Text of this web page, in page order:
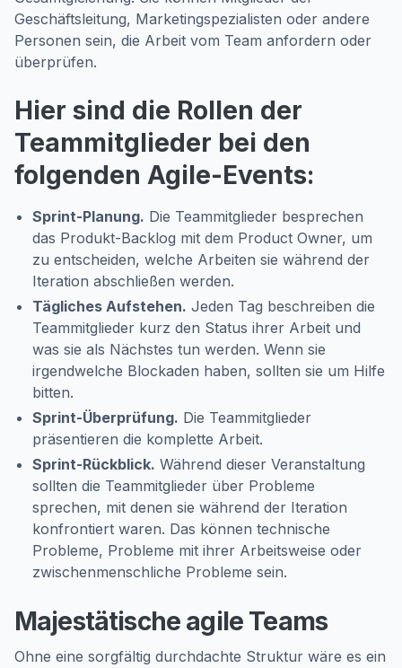
Geschäftsleitung, Marketingspezialisten oder andere
Personen sein, die Arbeit vom Team anfordern oder
überprüfen.
Hier sind die Rollen der
Teammitglieder bei den
folgenden Agile-Events:
Sprint-Planung. Die Teammitglieder besprechen
das Produkt-Backlog mit dem Product Owner, um
zu entscheiden, welche Arbeiten sie während der
Iteration abschließen werden.
Tägliches Aufstehen. Jeden Tag beschreiben die
Teammitglieder kurz den Status ihrer Arbeit und
was sie als Nächstes tun werden. Wenn sie
irgendwelche Blockaden haben, sollten sie um Hilfe
bitten.
Sprint-Überprüfung. Die Teammitglieder
präsentieren die komplette Arbeit.
Sprint-Rückblick. Während dieser Veranstaltung
sollten die Teammitglieder über Probleme
sprechen, mit denen sie während der Iteration
konfrontiert waren. Das können technische
Probleme, Probleme mit ihrer Arbeitsweise oder
zwischenmenschliche Probleme sein.
Majestätische agile Teams
Ohne eine sorgfältig durchdachte Struktur wäre es ein